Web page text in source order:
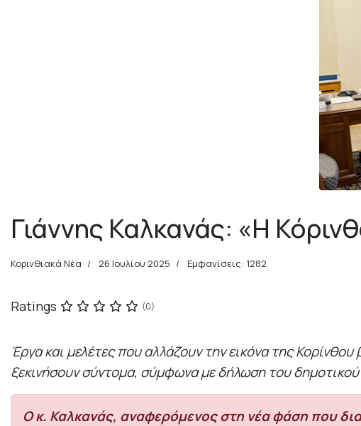
Γιάννης Καλκανάς: «Η
Κορινθιακά Νέα 26 Ιουλίου 2025 Εμφανίσεις: 1282
Ratings (0)
Έργα και μελέτες που αλλάζουν την εικόνα της
ξεκινήσουν σύντομα, σύμφωνα με δήλωση του
Ο κ. Καλκανάς, αναφερόμενος στη νέα φάση που